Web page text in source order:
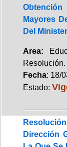
Obtención
Mayores
Del
Area:
Resolución.
Fecha: 18/
Estado:
Dirección